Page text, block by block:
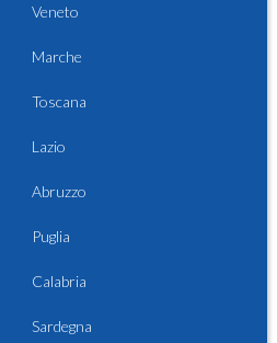
Veneto
Marche
Toscana
Lazio
Abruzzo
Puglia
Calabria
Sardegna